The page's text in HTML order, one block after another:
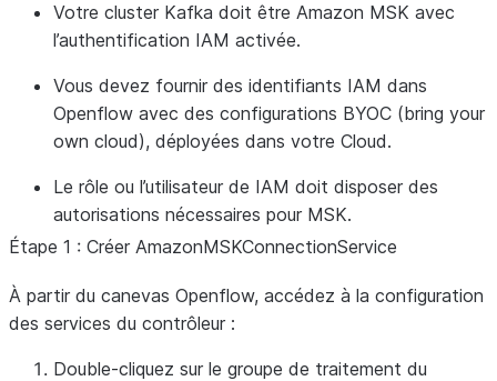
Votre cluster Kafka doit être Amazon MSK avec
l’authentification IAM activée.
Vous devez fournir des identifiants IAM dans
Openflow avec des configurations BYOC (bring your
own cloud), déployées dans votre Cloud.
Le rôle ou l’utilisateur de IAM doit disposer des
autorisations nécessaires pour MSK.
Étape 1 : Créer AmazonMSKConnectionService
À partir du canevas Openflow, accédez à la configuration
des services du contrôleur :
Double-cliquez sur le groupe de traitement du